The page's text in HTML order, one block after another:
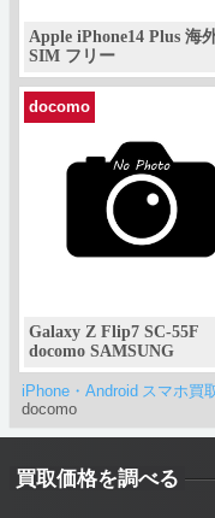
Apple iPhone14 Plus 海
SIM フリー
docomo
Galaxy Z Flip7 SC-55F
docomo SAMSUNG
iPhone・Android スマホ買
docomo
買取価格を調べる